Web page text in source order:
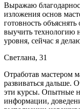
Выражаю
изложения основ
готовность
выучить технологию
уровня, сейчас я
Светлана, 31
Отработав мастером
развиваться дальше.
эти курсы. Опытные
информации,